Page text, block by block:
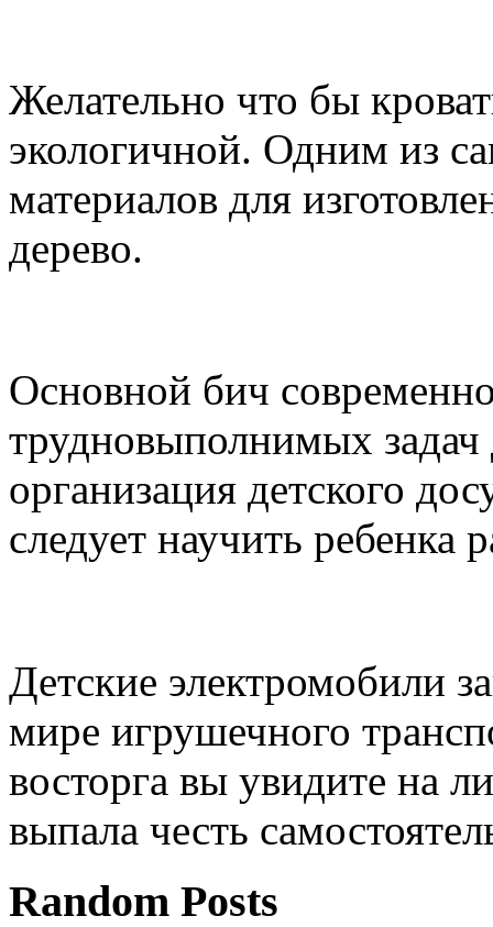
Желательно что бы
экологичной. Одним из
материалов для
дерево.
Основной бич
трудновыполнимых задач
организация детского
следует научить ребенка
Детские электромобили
мире игрушечного
восторга вы увидите на
выпала честь
Random Posts